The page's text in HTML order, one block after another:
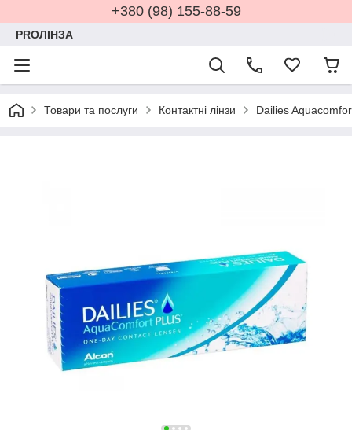
+380 (98) 155-88-59
PROЛІНЗА
Товари та послуги Контактні лінзи Dailies